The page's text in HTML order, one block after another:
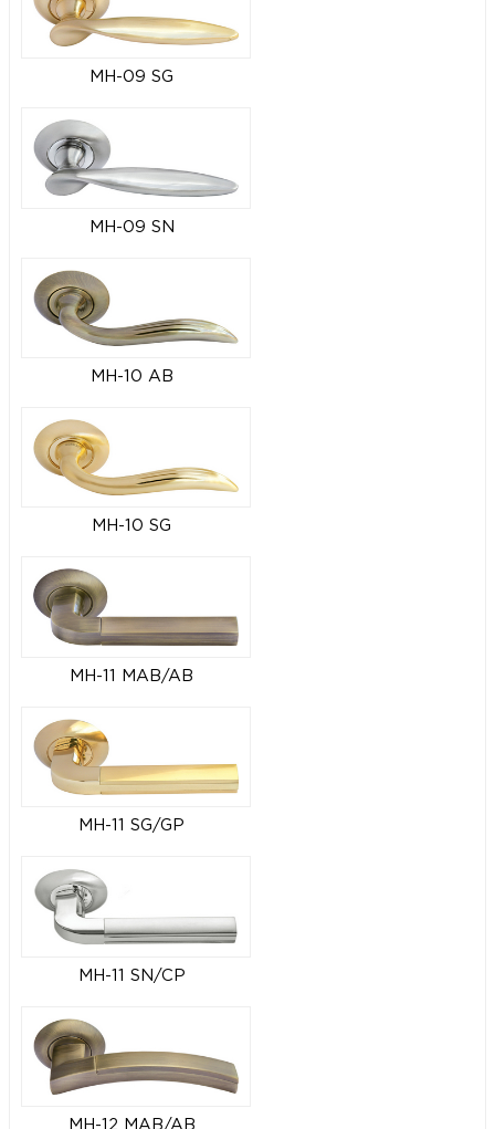
MH-09 SG
MH-09 SN
MH-10 AB
MH-10 SG
MH-11 MAB/AB
MH-11 SG/GP
MH-11 SN/CP
MH-12 MAB/AB